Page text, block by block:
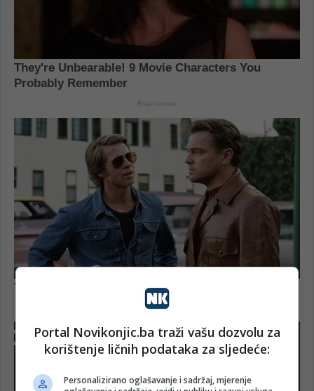
Portal Novikonjic.ba traži vašu dozvolu za
korištenje ličnih podataka za sljedeće:
Personalizirano oglašavanje i sadržaj, mjerenje